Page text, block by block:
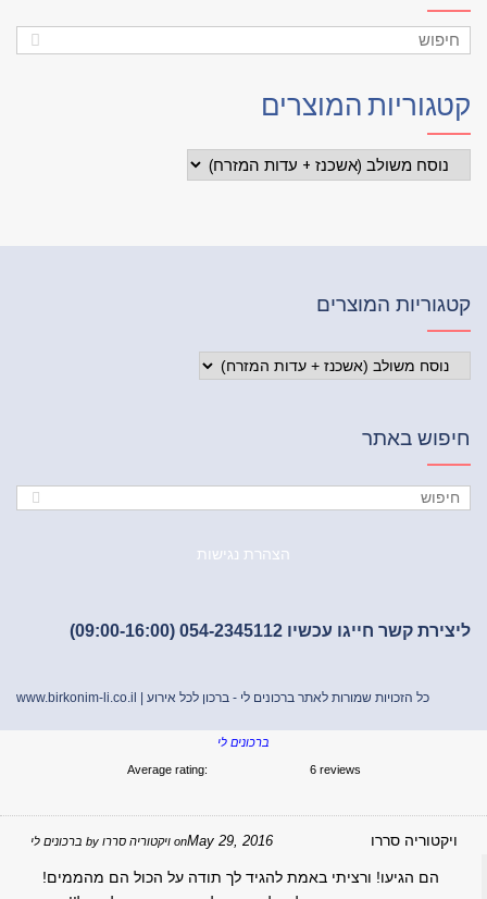
המוצרים
המוצרים
באתר
הצהרת נגישות
קשר חייגו עכשיו 054-2345112 (09:00-16:00)
כל הזכויות שמורות לאתר ברכונים לי - ברכון לכל אירוע |www.birkonim-li.co.il
ברכונים לי
Average rating: 6 reviews
סררו May 29, 2016
byויקטוריה סררוon ברכונים לי
הם הגיעו! ורציתי באמת להגיד לך תודה על הכול הם מהממים!